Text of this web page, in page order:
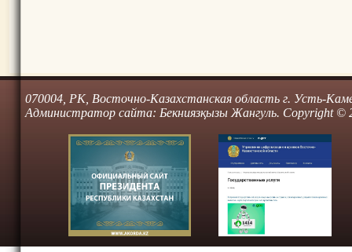
070004, РК, Восточно-Казахстанская область г. Усть-
Администратор сайта: Бекниязқызы Жангуль. Copyright ©